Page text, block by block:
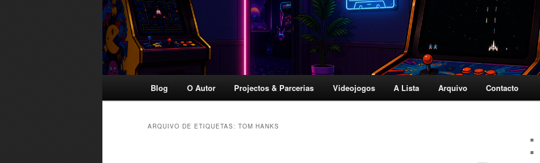
Blog O Autor Projectos & Parcerias Videojogos A Lista Arquivo Contacto
ARQUIVO DE ETIQUETAS: TOM HANKS